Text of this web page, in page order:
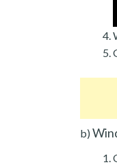
b)